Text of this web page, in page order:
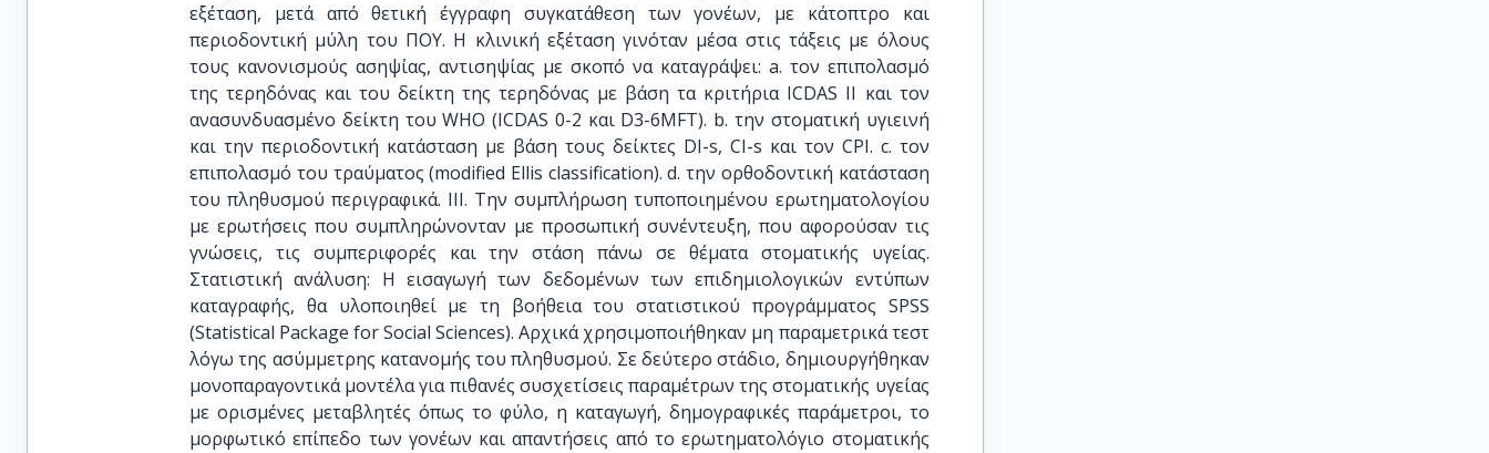
εξέταση, μετά από θετική έγγραφη συγκατάθεση των γονέων, με κάτοπτρο και
περιοδοντική μύλη του ΠΟΥ. Η κλινική εξέταση γινόταν μέσα στις τάξεις με όλους
τους κανονισμούς ασηψίας, αντισηψίας με σκοπό να καταγράψει: a. τον επιπολασμό
της τερηδόνας και του δείκτη της τερηδόνας με βάση τα κριτήρια ICDAS II και τον
ανασυνδυασμένο δείκτη του WHO (ICDAS 0-2 και D3-6MFT). b. την στοματική υγιεινή
και την περιοδοντική κατάσταση με βάση τους δείκτες DI-s, CI-s και τον CPI. c. τον
επιπολασμό του τραύματος (modified Ellis classification). d. την ορθοδοντική κατάσταση
του πληθυσμού περιγραφικά. III. Την συμπλήρωση τυποποιημένου ερωτηματολογίου
με ερωτήσεις που συμπληρώνονταν με προσωπική συνέντευξη, που αφορούσαν τις
γνώσεις, τις συμπεριφορές και την στάση πάνω σε θέματα στοματικής υγείας.
Στατιστική ανάλυση: Η εισαγωγή των δεδομένων των επιδημιολογικών εντύπων
καταγραφής, θα υλοποιηθεί με τη βοήθεια του στατιστικού προγράμματος SPSS
(Statistical Package for Social Sciences). Αρχικά χρησιμοποιήθηκαν μη παραμετρικά τεστ
λόγω της ασύμμετρης κατανομής του πληθυσμού. Σε δεύτερο στάδιο, δημιουργήθηκαν
μονοπαραγοντικά μοντέλα για πιθανές συσχετίσεις παραμέτρων της στοματικής υγείας
με ορισμένες μεταβλητές όπως το φύλο, η καταγωγή, δημογραφικές παράμετροι, το
μορφωτικό επίπεδο των γονέων και απαντήσεις από το ερωτηματολόγιο στοματικής